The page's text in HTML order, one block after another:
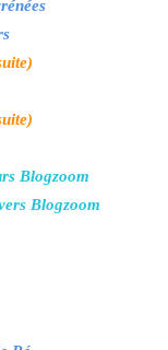
Blogzoom
Blogzoom